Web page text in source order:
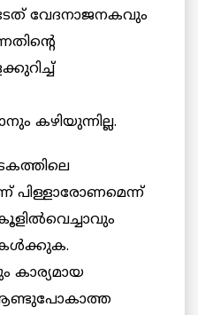
വേദനാജനകവും
കഴിയുന്നില്ല.
പിള്ളാരോണമെന്ന്